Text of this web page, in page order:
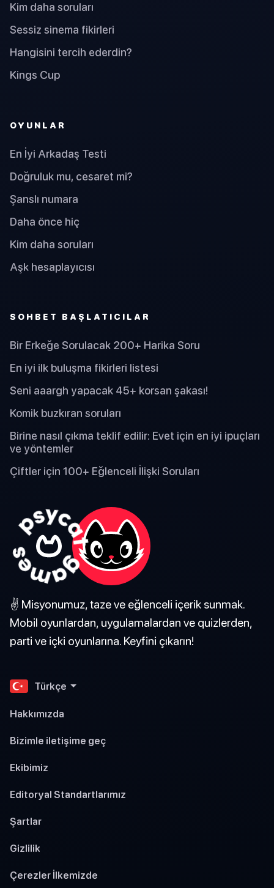
Kim daha soruları
Sessiz sinema fikirleri
Hangisini tercih ederdin?
Kings Cup
OYUNLAR
En İyi Arkadaş Testi
Doğruluk mu, cesaret mi?
Şanslı numara
Daha önce hiç
Kim daha soruları
Aşk hesaplayıcısı
SOHBET BAŞLATICILAR
Bir Erkeğe Sorulacak 200+ Harika Soru
En iyi ilk buluşma fikirleri listesi
Seni aaargh yapacak 45+ korsan şakası!
Komik buzkıran soruları
Birine nasıl çıkma teklif edilir: Evet için en iyi ipuçları
ve yöntemler
Çiftler için 100+ Eğlenceli İlişki Soruları
✌️ Misyonumuz, taze ve eğlenceli içerik sunmak.
Mobil oyunlardan, uygulamalardan ve quizlerden,
parti ve içki oyunlarına. Keyfini çıkarın!
Türkçe
Hakkımızda
Bizimle iletişime geç
Ekibimiz
Editoryal Standartlarımız
Şartlar
Gizlilik
Çerezler İlkemizde